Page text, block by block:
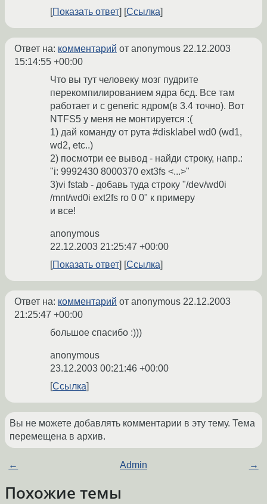
Показать ответ
Ссылка
Ответ на: комментарий от anonymous 22.12.2003
15:14:55 +00:00
Что вы тут человеку мозг пудрите
перекомпилированием ядра бсд. Все там
работает и с generic ядром(в 3.4 точно). Вот
NTFS5 у меня не монтируется :(
1) дай команду от рута #disklabel wd0 (wd1,
wd2, etc..)
2) посмотри ее вывод - найди строку, напр.:
"i: 9992430 8000370 ext3fs <...>"
3)vi fstab - добавь туда строку "/dev/wd0i
/mnt/wd0i ext2fs ro 0 0" к примеру
и все!
anonymous
22.12.2003 21:25:47 +00:00
Показать ответ
Ссылка
Ответ на: комментарий от anonymous 22.12.2003
21:25:47 +00:00
большое спасибо :)))
anonymous
23.12.2003 00:21:46 +00:00
Ссылка
Вы не можете добавлять комментарии в эту тему. Тема
перемещена в архив.
← Admin →
Похожие темы